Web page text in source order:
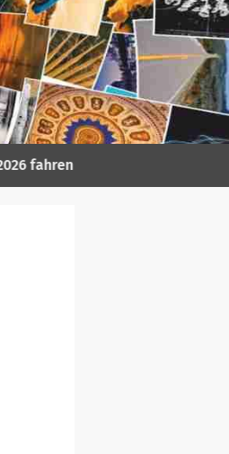
des SEV ganztägig in